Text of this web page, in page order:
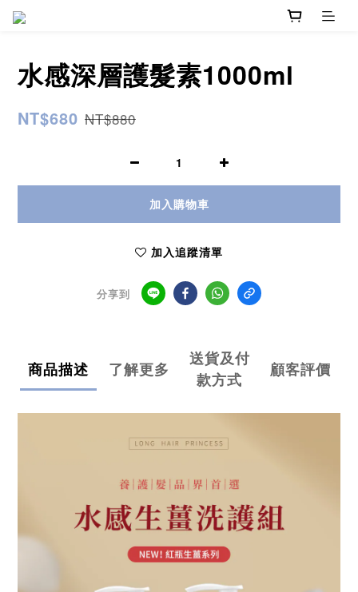
水感深層護髮素1000ml
NT$680 NT$880
加入購物車
加入追蹤清單
分享到
商品描述 了解更多
送貨及付
款方式
顧客評價